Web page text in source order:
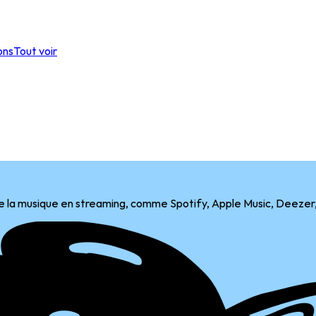
Tout voir
musique en streaming, comme Spotify, Apple Music,